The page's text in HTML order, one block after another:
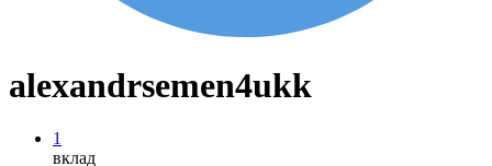
alexandrsemen4ukk
1
вклад